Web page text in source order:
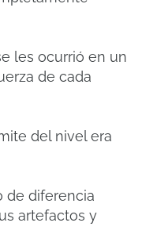
les ocurrió en un
de cada
del nivel era
de diferencia
artefactos y